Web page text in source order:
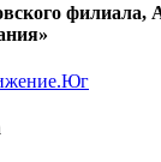
филиала,